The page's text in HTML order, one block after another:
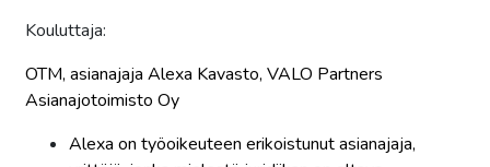
Kouluttaja:
OTM, asianajaja Alexa Kavasto, VALO Partners
Asianajotoimisto Oy
Alexa on työoikeuteen erikoistunut asianajaja,